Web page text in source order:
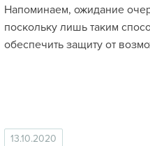
Напоминаем, ожидание
поскольку лишь таким
обеспечить защиту от
13.10.2020